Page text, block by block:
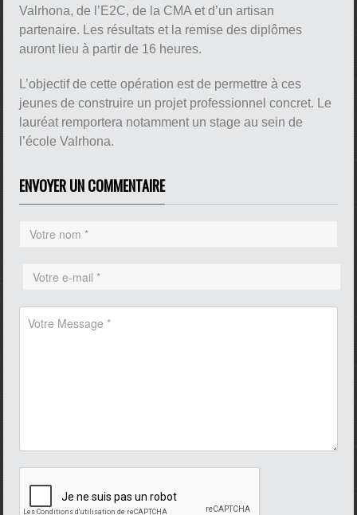
Valrhona, de l’E2C, de la CMA et d’un artisan
partenaire. Les résultats et la remise des diplômes
auront lieu à partir de 16 heures.
L’objectif de cette opération est de permettre à ces
jeunes de construire un projet professionnel concret. Le
lauréat remportera notamment un stage au sein de
l’école Valrhona.
ENVOYER UN COMMENTAIRE